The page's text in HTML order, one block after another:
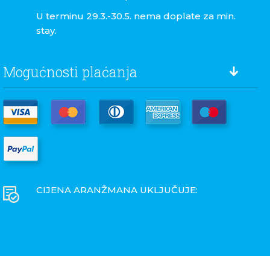
U terminu 29.3.-30.5. nema doplate za min.
stay.
Mogućnosti plaćanja
CIJENA ARANŽMANA UKLJUČUJE: